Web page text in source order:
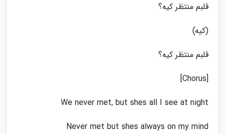
قلبم منتظر کیه؟
(کیه)
قلبم منتظر کیه؟
[Chorus]
We never met, but shes all I see at night
Never met but shes always on my mind